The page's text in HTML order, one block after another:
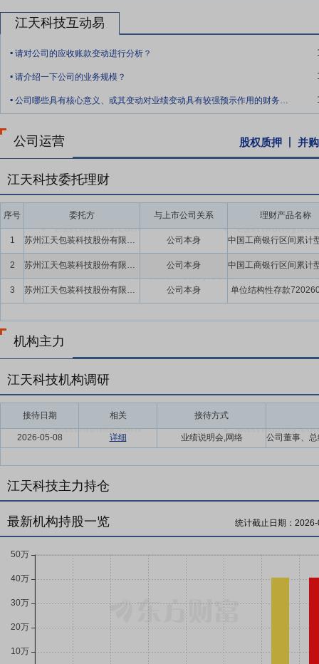
开机调试和产品切换的时间由原先的近2个小时降低至40分钟，有效提
鉴于消费市场的分散化特点，下游消费品
常要求供应商具备与之配套的产业布局和快速响应能力。为紧贴下游
江天科技互动易
. 请对公司的应收账款变动进行分析？
. 请介绍一下公司的业务规模？
. 公司哪些具有核心意义、或其变动对业绩变动具有较强预示作用的财务指标影响分析？
公司运营 股权质押 并
江天科技委托理财
序号 委托方 与上市公司关系 理财产品名称
1 苏州江天包装科技股份有限公司 公司本身
2 苏州江天包装科技股份有限公司 公司本身
3 苏州江天包装科技股份有限公司 公司本身 单位结构性存款
机构主力
江天科技机构调研
接待日期 相关 接待方式
2026-05-08 详细 业绩说明会,网络
江天科技主力持仓
最新机构持股一览 统计截止日期：